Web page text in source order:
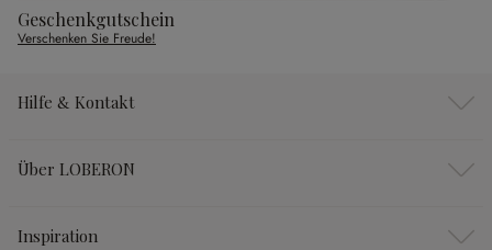
Geschenkgutschein
Verschenken Sie Freude!
Hilfe & Kontakt
Über LOBERON
Inspiration